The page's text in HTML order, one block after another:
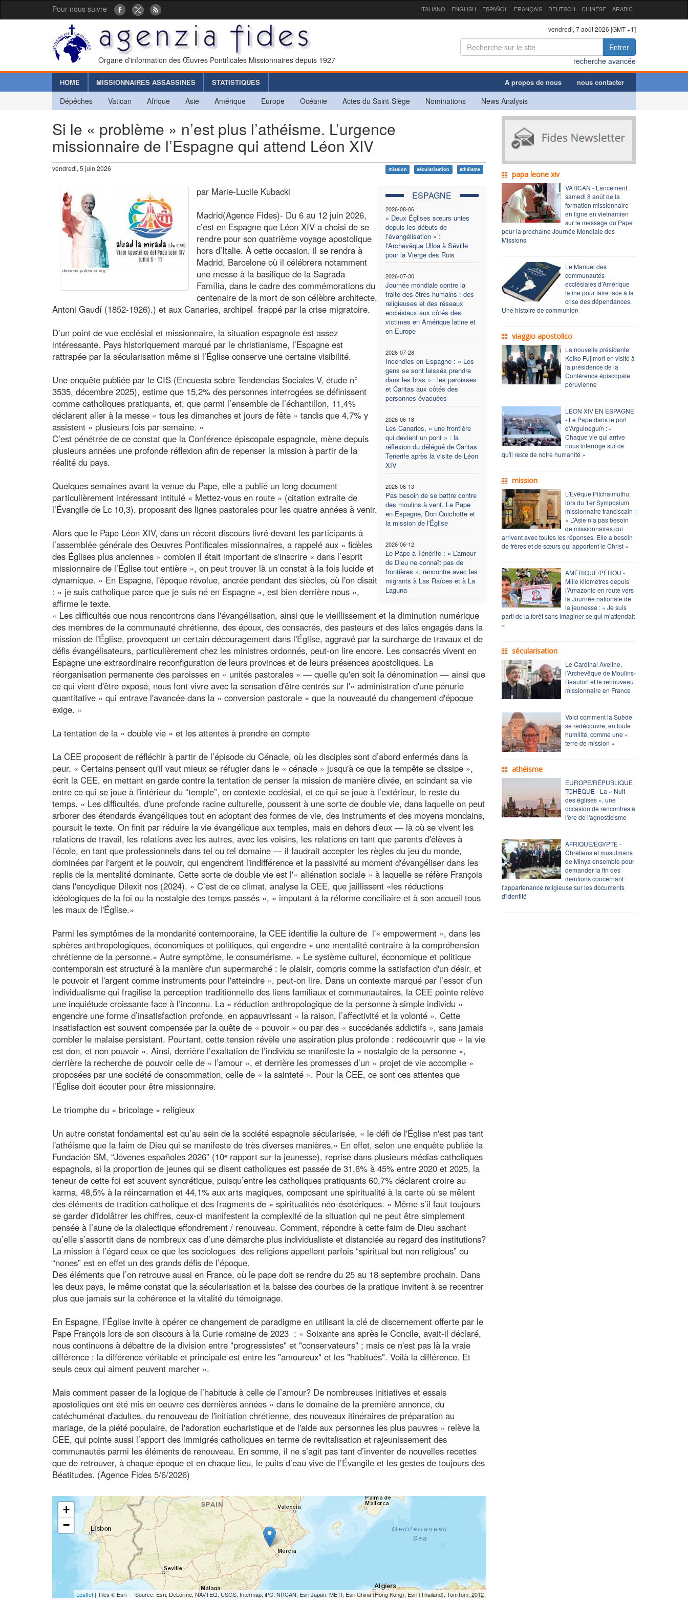
Pour nous suivre ITALIANO ENGLISH ESPAÑOL FRANÇAIS DEUTSCH CHINESE ARABIC
Organe d'information des Œuvres Pontificales Missionnaires depuis 1927
vendredi, 7 août 2026 [GMT +1]
Entrer
recherche avancée
HOME MISSIONNAIRES ASSASSINES STATISTIQUES A propos de nous nous contacter
Dépêches Vatican Afrique Asie Amérique Europe Océanie Actes du Saint-Siège Nominations News Analysis
Si le « problème » n’est plus l’athéisme. L’urgence
missionnaire de l’Espagne qui attend Léon XIV
vendredi, 5 juin 2026 mission sécularisation athéisme
diocesispalencia.org
ESPAGNE
2026-08-06
« Deux Églises sœurs unies
depuis les débuts de
l’évangélisation » :
l'Archevêque Ulloa à Séville
pour la Vierge des Rois
2026-07-30
Journée mondiale contre la
traite des êtres humains : des
religieuses et des réseaux
ecclésiaux aux côtés des
victimes en Amérique latine et
en Europe
2026-07-28
Incendies en Espagne : « Les
gens se sont laissés prendre
dans les bras » : les paroisses
et Caritas aux côtés des
personnes évacuées
2026-06-18
Les Canaries, « une frontière
qui devient un pont » : la
réflexion du délégué de Caritas
Tenerife après la visite de Léon
XIV
2026-06-13
Pas besoin de se battre contre
des moulins à vent. Le Pape
en Espagne, Don Quichotte et
la mission de l'Église
2026-06-12
Le Pape à Ténérife : « L’amour
de Dieu ne connaît pas de
frontières », rencontre avec les
migrants à Las Raíces et à La
Laguna
par Marie-Lucile Kubacki
Madrid(Agence Fides)- Du 6 au 12 juin 2026,
c’est en Espagne que Léon XIV a choisi de se
rendre pour son quatrième voyage apostolique
hors d’Italie. À cette occasion, il se rendra à
Madrid, Barcelone où il célébrera notamment
une messe à la basilique de la Sagrada
Família, dans le cadre des commémorations du
centenaire de la mort de son célèbre architecte,
Antoni Gaudí (1852-1926).) et aux Canaries, archipel frappé par la crise migratoire.
D’un point de vue ecclésial et missionnaire, la situation espagnole est assez
intéressante. Pays historiquement marqué par le christianisme, l’Espagne est
rattrapée par la sécularisation même si l’Église conserve une certaine visibilité.
Une enquête publiée par le CIS (Encuesta sobre Tendencias Sociales V, étude n°
3535, décembre 2025), estime que 15,2% des personnes interrogées se définissent
comme catholiques pratiquants, et, que parmi l’ensemble de l’échantillon, 11,4%
déclarent aller à la messe « tous les dimanches et jours de fête » tandis que 4,7% y
assistent « plusieurs fois par semaine. »
C’est pénétrée de ce constat que la Conférence épiscopale espagnole, mène depuis
plusieurs années une profonde réflexion afin de repenser la mission à partir de la
réalité du pays.
Quelques semaines avant la venue du Pape, elle a publié un long document
particulièrement intéressant intitulé « Mettez-vous en route » (citation extraite de
l’Évangile de Lc 10,3), proposant des lignes pastorales pour les quatre années à venir.
Alors que le Pape Léon XIV, dans un récent discours livré devant les participants à
l’assemblée générale des Oeuvres Pontificales missionnaires, a rappelé aux « fidèles
des Églises plus anciennes » combien il était important de s'inscrire « dans l’esprit
missionnaire de l’Église tout entière », on peut trouver là un constat à la fois lucide et
dynamique. « En Espagne, l'époque révolue, ancrée pendant des siècles, où l'on disait
: « je suis catholique parce que je suis né en Espagne », est bien derrière nous »,
affirme le texte.
« Les difficultés que nous rencontrons dans l'évangélisation, ainsi que le vieillissement et la diminution numérique
des membres de la communauté chrétienne, des époux, des consacrés, des pasteurs et des laïcs engagés dans la
mission de l'Église, provoquent un certain découragement dans l'Église, aggravé par la surcharge de travaux et de
défis évangélisateurs, particulièrement chez les ministres ordonnés, peut-on lire encore. Les consacrés vivent en
Espagne une extraordinaire reconfiguration de leurs provinces et de leurs présences apostoliques. La
réorganisation permanente des paroisses en « unités pastorales » — quelle qu'en soit la dénomination — ainsi que
ce qui vient d'être exposé, nous font vivre avec la sensation d'être centrés sur l'« administration d'une pénurie
quantitative » qui entrave l'avancée dans la « conversion pastorale » que la nouveauté du changement d'époque
exige. »
La tentation de la « double vie » et les attentes à prendre en compte
La CEE proposent de réfléchir à partir de l’épisode du Cénacle, où les disciples sont d’abord enfermés dans la
peur. « Certains pensent qu'il vaut mieux se réfugier dans le « cénacle » jusqu'à ce que la tempête se dissipe »,
écrit la CEE, en mettant en garde contre la tentation de penser la mission de manière clivée, en scindant sa vie
entre ce qui se joue à l'intérieur du “temple”, en contexte ecclésial, et ce qui se joue à l’extérieur, le reste du
temps. « Les difficultés, d'une profonde racine culturelle, poussent à une sorte de double vie, dans laquelle on peut
arborer des étendards évangéliques tout en adoptant des formes de vie, des instruments et des moyens mondains,
poursuit le texte. On finit par réduire la vie évangélique aux temples, mais en dehors d'eux — là où se vivent les
relations de travail, les relations avec les autres, avec les voisins, les relations en tant que parents d'élèves à
l'école, en tant que professionnels dans tel ou tel domaine — il faudrait accepter les règles du jeu du monde,
dominées par l'argent et le pouvoir, qui engendrent l'indifférence et la passivité au moment d'évangéliser dans les
replis de la mentalité dominante. Cette sorte de double vie est l'« aliénation sociale » à laquelle se réfère François
dans l'encyclique Dilexit nos (2024). » C’est de ce climat, analyse la CEE, que jaillissent «les réductions
idéologiques de la foi ou la nostalgie des temps passés », « imputant à la réforme conciliaire et à son accueil tous
les maux de l'Église.»
Parmi les symptômes de la mondanité contemporaine, la CEE identifie la culture de l'« empowerment », dans les
sphères anthropologiques, économiques et politiques, qui engendre « une mentalité contraire à la compréhension
chrétienne de la personne.» Autre symptôme, le consumérisme. « Le système culturel, économique et politique
contemporain est structuré à la manière d'un supermarché : le plaisir, compris comme la satisfaction d'un désir, et
le pouvoir et l'argent comme instruments pour l'atteindre », peut-on lire. Dans un contexte marqué par l’essor d’un
individualisme qui fragilise la perception traditionnelle des liens familiaux et communautaires, la CEE pointe relève
une inquiétude croissante face à l’inconnu. La « réduction anthropologique de la personne à simple individu »
engendre une forme d’insatisfaction profonde, en appauvrissant « la raison, l’affectivité et la volonté ». Cette
insatisfaction est souvent compensée par la quête de « pouvoir » ou par des « succédanés addictifs », sans jamais
combler le malaise persistant. Pourtant, cette tension révèle une aspiration plus profonde : redécouvrir que « la vie
est don, et non pouvoir ». Ainsi, derrière l’exaltation de l’individu se manifeste la « nostalgie de la personne »,
derrière la recherche de pouvoir celle de « l’amour », et derrière les promesses d’un « projet de vie accomplie »
proposées par une société de consommation, celle de « la sainteté ». Pour la CEE, ce sont ces attentes que
l’Église doit écouter pour être missionnaire.
Le triomphe du « bricolage » religieux
Un autre constat fondamental est qu’au sein de la société espagnole sécularisée, « le défi de l'Église n'est pas tant
l'athéisme que la faim de Dieu qui se manifeste de très diverses manières.» En effet, selon une enquête publiée la
Fundación SM, “Jóvenes españoles 2026” (10ᵉ rapport sur la jeunesse), reprise dans plusieurs médias catholiques
espagnols, si la proportion de jeunes qui se disent catholiques est passée de 31,6% à 45% entre 2020 et 2025, la
teneur de cette foi est souvent syncrétique, puisqu’entre les catholiques pratiquants 60,7% déclarent croire au
karma, 48,5% à la réincarnation et 44,1% aux arts magiques, composant une spiritualité à la carte où se mêlent
des éléments de tradition catholique et des fragments de « spiritualités néo‑ésotériques. » Même s’il faut toujours
se garder d'idolâtrer les chiffres, ceux-ci manifestent la complexité de la situation qui ne peut être simplement
pensée à l’aune de la dialectique effondrement / renouveau. Comment, répondre à cette faim de Dieu sachant
qu’elle s’assortit dans de nombreux cas d’une démarche plus individualiste et distanciée au regard des institutions?
La mission à l’égard ceux ce que les sociologues des religions appellent parfois “spiritual but non religious” ou
“nones” est en effet un des grands défis de l’époque.
Des éléments que l’on retrouve aussi en France, où le pape doit se rendre du 25 au 18 septembre prochain. Dans
les deux pays, le même constat que la sécularisation et la baisse des courbes de la pratique invitent à se recentrer
plus que jamais sur la cohérence et la vitalité du témoignage.
En Espagne, l’Église invite à opérer ce changement de paradigme en utilisant la clé de discernement offerte par le
Pape François lors de son discours à la Curie romaine de 2023 : « Soixante ans après le Concile, avait-il déclaré,
nous continuons à débattre de la division entre "progressistes" et "conservateurs" ; mais ce n'est pas là la vraie
différence : la différence véritable et principale est entre les "amoureux" et les "habitués". Voilà la différence. Et
seuls ceux qui aiment peuvent marcher ».
Mais comment passer de la logique de l’habitude à celle de l’amour? De nombreuses initiatives et essais
apostoliques ont été mis en oeuvre ces dernières années « dans le domaine de la première annonce, du
catéchuménat d'adultes, du renouveau de l'initiation chrétienne, des nouveaux itinéraires de préparation au
mariage, de la piété populaire, de l'adoration eucharistique et de l'aide aux personnes les plus pauvres » relève la
CEE, qui pointe aussi l’apport des immigrés catholiques en terme de revitalisation et rajeunissement des
communautés parmi les éléments de renouveau. En somme, il ne s’agit pas tant d’inventer de nouvelles recettes
que de retrouver, à chaque époque et en chaque lieu, le puits d’eau vive de l’Évangile et les gestes de toujours des
Béatitudes. (Agence Fides 5/6/2026)
+
−
Leaflet| Tiles © Esri — Source: Esri, DeLorme, NAVTEQ, USGS, Intermap, iPC, NRCAN, Esri Japan, METI, Esri China (Hong Kong), Esri (Thailand), TomTom, 2012
papa leone xiv
VATICAN - Lancement
samedi 8 août de la
formation missionnaire
en ligne en vietnamien
sur le message du Pape
pour la prochaine Journée Mondiale des
Missions
Le Manuel des
communautés
ecclésiales d'Amérique
latine pour faire face à la
crise des dépendances.
Une histoire de communion
viaggio apostolico
La nouvelle présidente
Keiko Fujimori en visite à
la présidence de la
Conférence épiscopale
péruvienne
LÉON XIV EN ESPAGNE
- Le Pape dans le port
d'Arguineguín : «
Chaque vie qui arrive
nous interroge sur ce
qu'il reste de notre humanité »
mission
L'Évêque Pitchaimuthu,
lors du 1er Symposium
missionnaire franciscain :
« L’Asie n’a pas besoin
de missionnaires qui
arrivent avec toutes les réponses. Elle a besoin
de frères et de sœurs qui apportent le Christ »
AMÉRIQUE/PÉROU -
Mille kilomètres depuis
l’Amazonie en route vers
la Journée nationale de
la jeunesse : « Je suis
parti de la forêt sans imaginer ce qui m’attendait
»
sécularisation
Le Cardinal Aveline,
l’Archevêque de Moulins-
Beaufort et le renouveau
missionnaire en France
Voici comment la Suède
se redécouvre, en toute
humilité, comme une «
terre de mission »
athéisme
EUROPE/RÉPUBLIQUE
TCHÈQUE - La « Nuit
des églises », une
occasion de rencontres à
l'ère de l'agnosticisme
AFRIQUE/EGYPTE -
Chrétiens et musulmans
de Minya ensemble pour
demander la fin des
mentions concernant
l'appartenance religieuse sur les documents
d'identité